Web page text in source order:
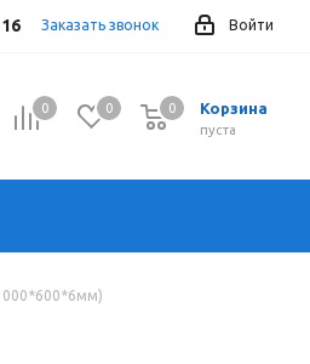
Войти
Заказать звонок
0 0 Корзина
0
пуста
0